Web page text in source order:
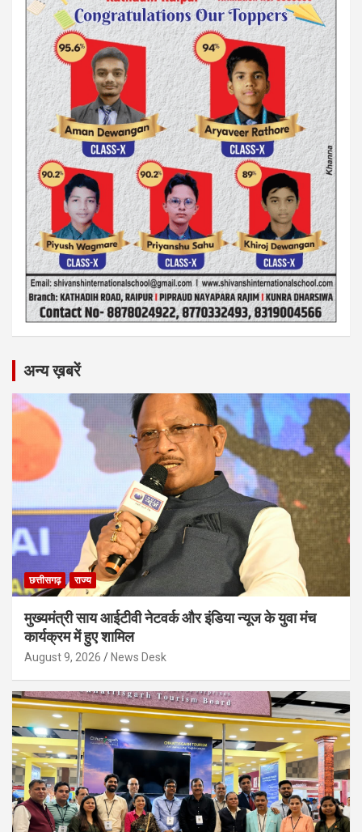
अन्य ख़बरें
छत्तीसगढ़ राज्य
मुख्यमंत्री साय आईटीवी नेटवर्क और इंडिया न्यूज के युवा मंच
कार्यक्रम में हुए शामिल
August 9, 2026 News Desk